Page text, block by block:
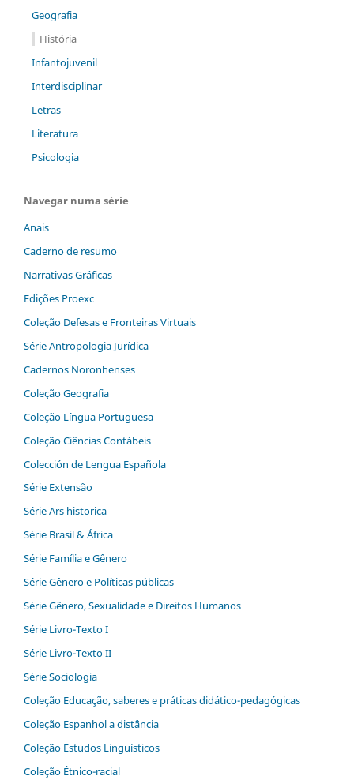
Geografia
História
Infantojuvenil
Interdisciplinar
Letras
Literatura
Psicologia
Navegar numa série
Anais
Caderno de resumo
Narrativas Gráficas
Edições Proexc
Coleção Defesas e Fronteiras Virtuais
Série Antropologia Jurídica
Cadernos Noronhenses
Coleção Geografia
Coleção Língua Portuguesa
Coleção Ciências Contábeis
Colección de Lengua Española
Série Extensão
Série Ars historica
Série Brasil & África
Série Família e Gênero
Série Gênero e Políticas públicas
Série Gênero, Sexualidade e Direitos Humanos
Série Livro-Texto I
Série Livro-Texto II
Série Sociologia
Coleção Educação, saberes e práticas didático-pedagógicas
Coleção Espanhol a distˆância
Coleção Estudos Linguísticos
Coleção Étnico-racial